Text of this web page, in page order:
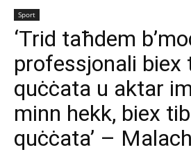
Sport
‘Trid taħdem
professjonali biex
quċċata u aktar
minn hekk, biex
quċċata’ –